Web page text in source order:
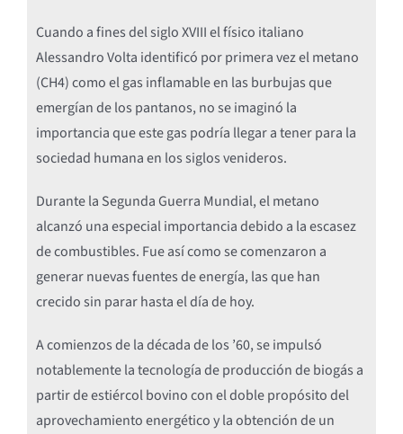
Cuando a fines del siglo XVIII el físico italiano
Alessandro Volta identificó por primera vez el metano
(CH4) como el gas inflamable en las burbujas que
emergían de los pantanos, no se imaginó la
importancia que este gas podría llegar a tener para la
sociedad humana en los siglos venideros.
Durante la Segunda Guerra Mundial, el metano
alcanzó una especial importancia debido a la escasez
de combustibles. Fue así como se comenzaron a
generar nuevas fuentes de energía, las que han
crecido sin parar hasta el día de hoy.
A comienzos de la década de los ’60, se impulsó
notablemente la tecnología de producción de biogás a
partir de estiércol bovino con el doble propósito del
aprovechamiento energético y la obtención de un